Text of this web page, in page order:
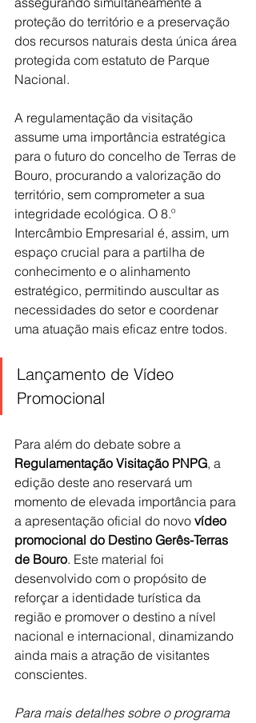
proteção do território e a preservação
dos recursos naturais desta única área
protegida com estatuto de Parque
Nacional.
A regulamentação da visitação
assume uma importância estratégica
para o futuro do concelho de Terras de
Bouro, procurando a valorização do
território, sem comprometer a sua
integridade ecológica. O 8.º
Intercâmbio Empresarial é, assim, um
espaço crucial para a partilha de
conhecimento e o alinhamento
estratégico, permitindo auscultar as
necessidades do setor e coordenar
uma atuação mais eficaz entre todos.
Lançamento de Vídeo
Promocional
Para além do debate sobre a
Regulamentação Visitação PNPG, a
edição deste ano reservará um
momento de elevada importância para
a apresentação oficial do novo vídeo
promocional do Destino Gerês-Terras
de Bouro. Este material foi
desenvolvido com o propósito de
reforçar a identidade turística da
região e promover o destino a nível
nacional e internacional, dinamizando
ainda mais a atração de visitantes
conscientes.
Para mais detalhes sobre o programa